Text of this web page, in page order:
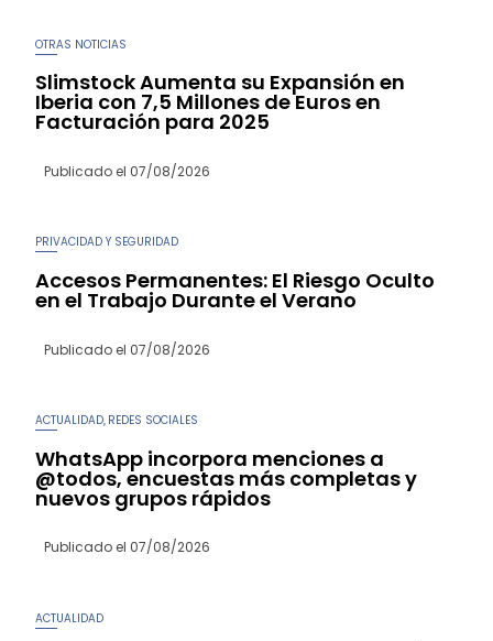
OTRAS NOTICIAS
Slimstock Aumenta su Expansión en
Iberia con 7,5 Millones de Euros en
Facturación para 2025
Publicado el 07/08/2026
PRIVACIDAD Y SEGURIDAD
Accesos Permanentes: El Riesgo Oculto
en el Trabajo Durante el Verano
Publicado el 07/08/2026
ACTUALIDAD REDES SOCIALES
WhatsApp incorpora menciones a
@todos, encuestas más completas y
nuevos grupos rápidos
Publicado el 07/08/2026
ACTUALIDAD